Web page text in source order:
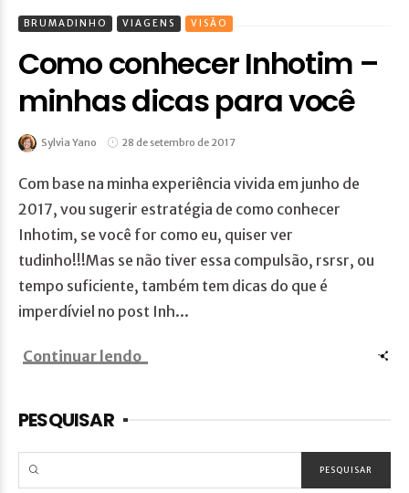
BRUMADINHO VIAGENS VISÃO
Como conhecer Inhotim –
minhas dicas para você
Sylvia Yano 28 de setembro de 2017
Com base na minha experiência vivida em junho de
2017, vou sugerir estratégia de como conhecer
Inhotim, se você for como eu, quiser ver
tudinho!!!Mas se não tiver essa compulsão, rsrsr, ou
tempo suficiente, também tem dicas do que é
imperdíviel no post Inh...
Continuar lendo
PESQUISAR